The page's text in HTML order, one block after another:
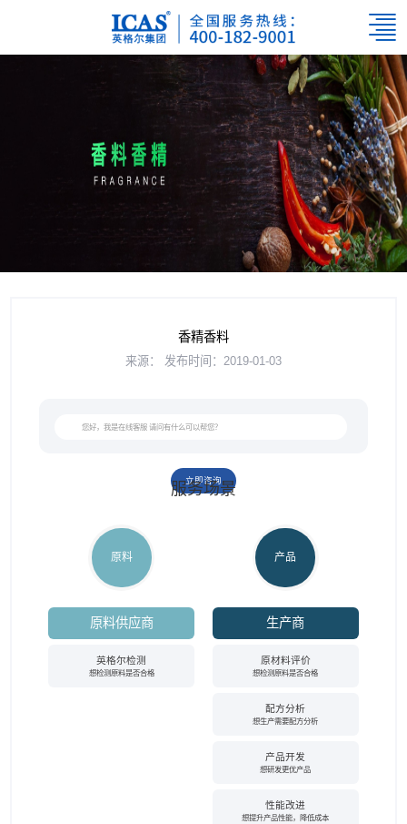
香精香料
来源： 发布时间：2019-01-03
立即咨询
服务场景
原料
原料供应商
英格尔检测
想检测原料是否合格
产品
生产商
原材料评价
想检测原料是否合格
配方分析
想生产需要配方分析
产品开发
想研发更优产品
性能改进
想提升产品性能，降低成本